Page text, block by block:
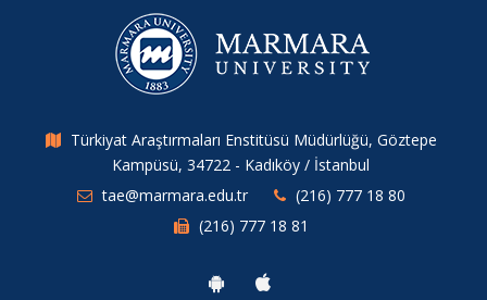
Türkiyat Araştırmaları Enstitüsü Müdürlüğü, Göztepe
Kampüsü, 34722 - Kadıköy / İstanbul
tae@marmara.edu.tr
(216) 777 18 80
(216) 777 18 81